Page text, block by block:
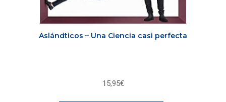
Aslándticos – Una Ciencia casi perfecta
15,95€